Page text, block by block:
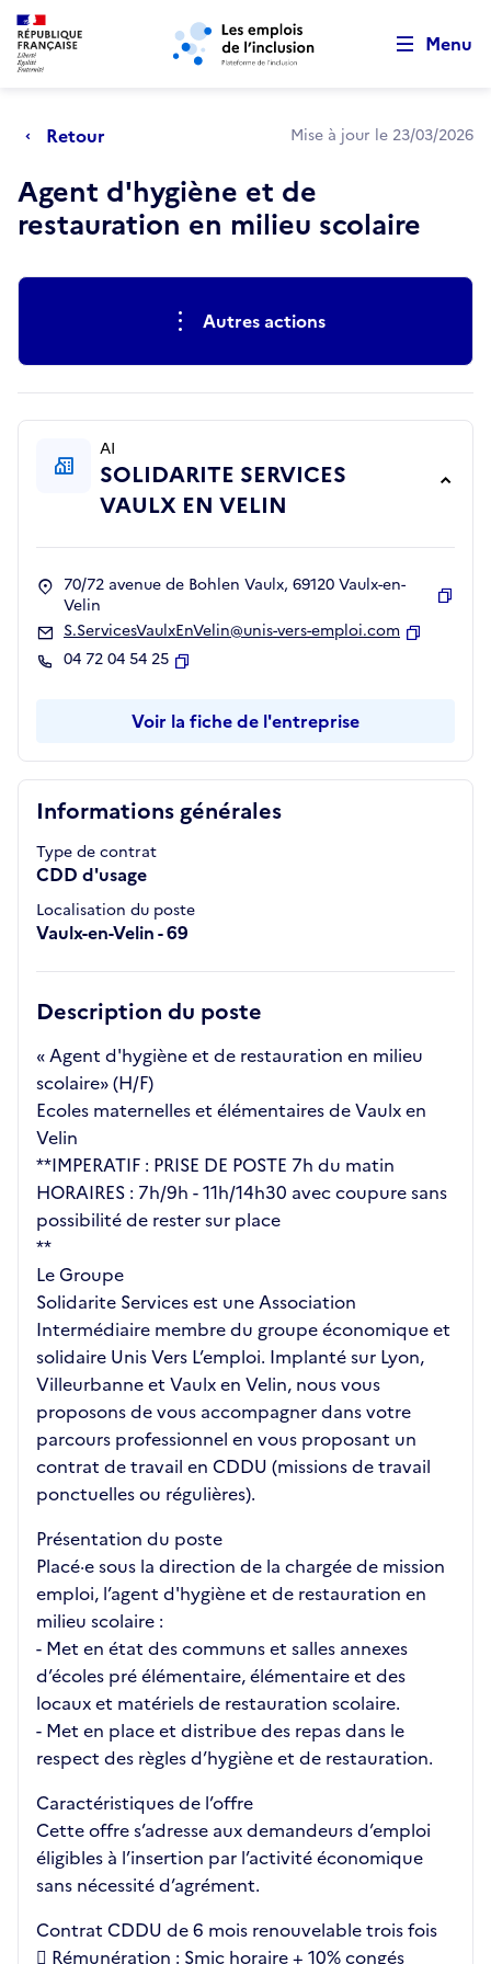
Aller au menu principal Aller au contenu principal
Menu
Retour Mise à jour le 23/03/2026
Agent d'hygiène et de
restauration en milieu scolaire
Actions rapidesAutres actions
Informations générales
Type de contrat
CDD d'usage
Localisation du poste
Vaulx-en-Velin - 69
Description du poste
« Agent d'hygiène et de restauration en milieu
scolaire» (H/F)
Ecoles maternelles et élémentaires de Vaulx en
Velin
**IMPERATIF : PRISE DE POSTE 7h du matin
HORAIRES : 7h/9h - 11h/14h30 avec coupure sans
possibilité de rester sur place
**
Le Groupe
Solidarite Services est une Association
Intermédiaire membre du groupe économique et
solidaire Unis Vers L’emploi. Implanté sur Lyon,
Villeurbanne et Vaulx en Velin, nous vous
proposons de vous accompagner dans votre
parcours professionnel en vous proposant un
contrat de travail en CDDU (missions de travail
ponctuelles ou régulières).
Présentation du poste
Placé·e sous la direction de la chargée de mission
emploi, l’agent d'hygiène et de restauration en
milieu scolaire :
- Met en état des communs et salles annexes
d’écoles pré élémentaire, élémentaire et des
locaux et matériels de restauration scolaire.
- Met en place et distribue des repas dans le
respect des règles d’hygiène et de restauration.
Caractéristiques de l’offre
Cette offre s’adresse aux demandeurs d’emploi
éligibles à l’insertion par l’activité économique
sans nécessité d’agrément.
Contrat CDDU de 6 mois renouvelable trois fois
 Rémunération : Smic horaire + 10% congés
AI
SOLIDARITE SERVICES
VAULX EN VELIN
70/72 avenue de Bohlen Vaulx, 69120 Vaulx-en-
Velin
S.ServicesVaulxEnVelin@unis-vers-emploi.com
04 72 04 54 25
Voir la fiche de l'entreprise
Retour au début de la page
Panneau de gestion des cookies